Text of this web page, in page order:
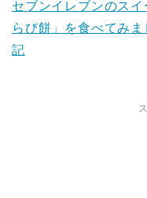
セブンイレブンのス
らび餅」を食べてみ
記